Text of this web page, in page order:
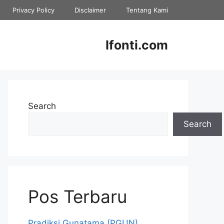
Privacy Policy Disclaimer Tentang Kami
Ifonti.com
Search
Search
Pos Terbaru